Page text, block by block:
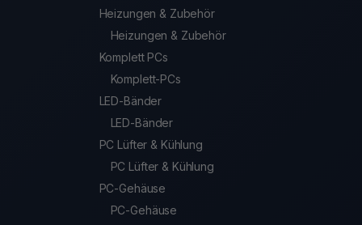
Heizungen & Zubehör
Heizungen & Zubehör
Komplett PCs
Komplett-PCs
LED-Bänder
LED-Bänder
PC Lüfter & Kühlung
PC Lüfter & Kühlung
PC-Gehäuse
PC-Gehäuse